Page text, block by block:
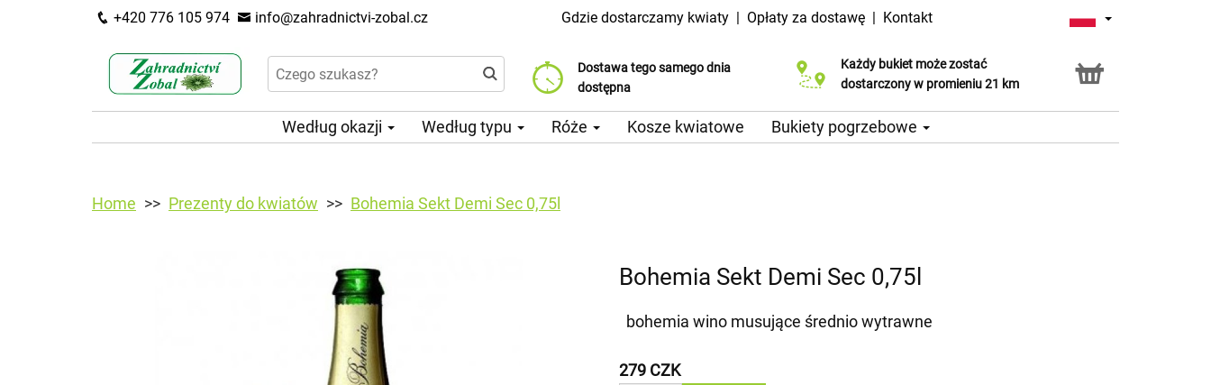
+420 776 105 974 info@zahradnictvi-zobal.cz Gdzie dostarczamy kwiaty | Opłaty za dostawę | Kontakt
Dostawa tego samego dnia
dostępna
Koszt dostawy już od 99 CZK
Wybierz datę dostawy
Każdy bukiet może zostać
dostarczony w promieniu 21 km
Usługa Click & Collect
Według okazji Według typu Róże Kosze kwiatowe Bukiety pogrzebowe
Home Prezenty do kwiatów Bohemia Sekt Demi Sec 0,75l
Bohemia Sekt Demi Sec 0,75l
bohemia wino musujące średnio wytrawne
279 CZK